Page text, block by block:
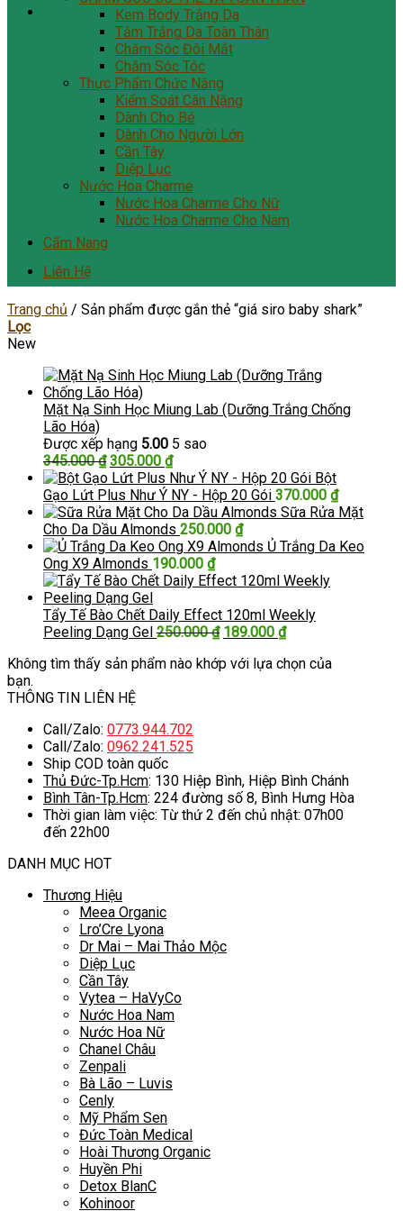
Kem Body Trắng Da
Tắm Trắng Da Toàn Thân
Chăm Sóc Đôi Mắt
Chăm Sóc Tóc
Thực Phẩm Chức Năng
Kiểm Soát Cân Nặng
Dành Cho Bé
Dành Cho Người Lớn
Cần Tây
Diệp Lục
Nước Hoa Charme
Nước Hoa Charme Cho Nữ
Nước Hoa Charme Cho Nam
Cẩm Nang
Liên Hệ
Trang chủ / Sản phẩm được gắn thẻ “giá siro baby shark”
Lọc
New
Mặt Nạ Sinh Học Miung Lab (Dưỡng Trắng Chống
Lão Hóa)
Được xếp hạng 5.00 5 sao
345.000₫ Giá
gốc
là:
345.000 ₫.
305.000 ₫Giá
hiện
tại
là:
305.000 ₫.
Bột
Gạo Lứt Plus Như Ý NY - Hộp 20 Gói 370.000 ₫
Sữa Rửa Mặt
Cho Da Dầu Almonds 250.000 ₫
Ủ Trắng Da Keo
Ong X9 Almonds 190.000 ₫
Tẩy Tế Bào Chết Daily Effect 120ml Weekly
Peeling Dạng Gel 250.000₫ Giá
là:
189.000 ₫Giá
tại
Không tìm thấy sản phẩm nào khớp với lựa chọn của
bạn.
THÔNG TIN LIÊN HỆ
Call/Zalo: 0773.944.702
Call/Zalo: 0962.241.525
Ship COD toàn quốc
Thủ Đức-Tp.Hcm: 130 Hiệp Bình, Hiệp Bình Chánh
Bình Tân-Tp.Hcm: 224 đường số 8, Bình Hưng Hòa
Thời gian làm việc: Từ thứ 2 đến chủ nhật: 07h00
đến 22h00
DANH MỤC HOT
Thương Hiệu
Meea Organic
Lro’Cre Lyona
Dr Mai – Mai Thảo Mộc
Diệp Lục
Cần Tây
Vytea – HaVyCo
Nước Hoa Nam
Nước Hoa Nữ
Chanel Châu
Zenpali
Bà Lão – Luvis
Cenly
Mỹ Phẩm Sen
Đức Toàn Medical
Hoài Thương Organic
Huyền Phi
Detox BlanC
Kohinoor